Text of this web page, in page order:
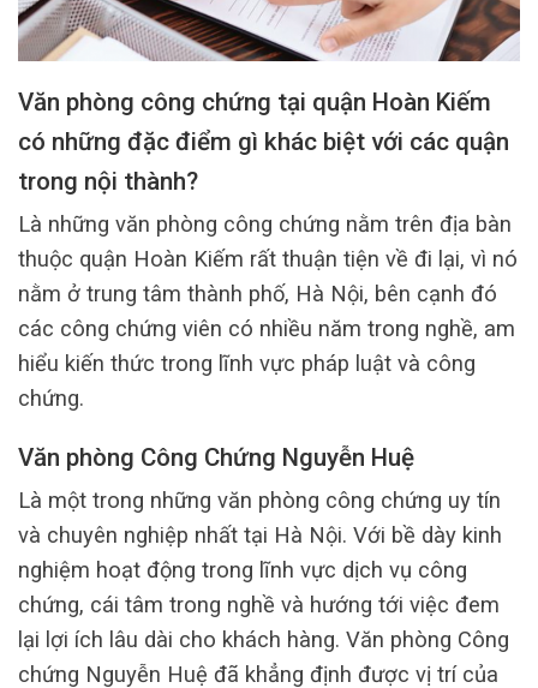
Văn phòng công chứng tại quận Hoàn Kiếm
có những đặc điểm gì khác biệt với các quận
trong nội thành?
Là những văn phòng công chứng nằm trên địa bàn
thuộc quận Hoàn Kiếm rất thuận tiện về đi lại, vì nó
nằm ở trung tâm thành phố, Hà Nội, bên cạnh đó
các công chứng viên có nhiều năm trong nghề, am
hiểu kiến thức trong lĩnh vực pháp luật và công
chứng.
Văn phòng Công Chứng Nguyễn Huệ
Là một trong những văn phòng công chứng uy tín
và chuyên nghiệp nhất tại Hà Nội. Với bề dày kinh
nghiệm hoạt động trong lĩnh vực dịch vụ công
chứng, cái tâm trong nghề và hướng tới việc đem
lại lợi ích lâu dài cho khách hàng. Văn phòng Công
chứng Nguyễn Huệ đã khẳng định được vị trí của